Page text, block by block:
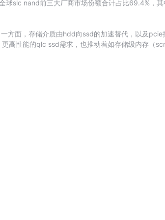
slc nand前三大厂商市场份额合计占比69.4%，
方面，存储介质由hdd向ssd的加速替代，以及
高性能的qlc ssd需求，也推动着如存储级内存（